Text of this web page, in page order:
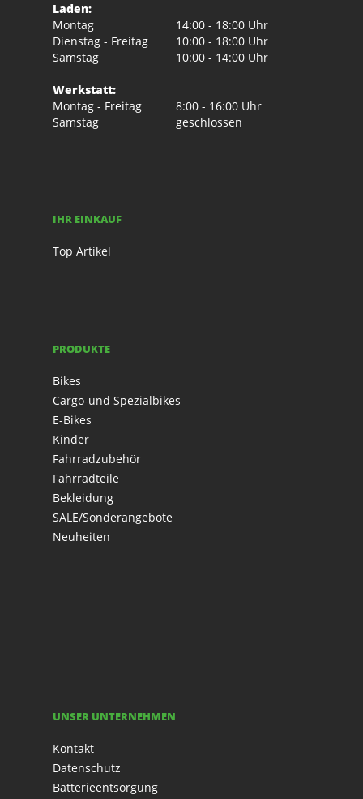
Laden:
Montag
14:00 - 18:00 Uhr
Dienstag - Freitag
10:00 - 18:00 Uhr
Samstag
10:00 - 14:00 Uhr
Werkstatt:
Montag - Freitag
8:00 - 16:00 Uhr
Samstag
geschlossen
IHR EINKAUF
Top Artikel
PRODUKTE
Bikes
Cargo-und Spezialbikes
E-Bikes
Kinder
Fahrradzubehör
Fahrradteile
Bekleidung
SALE/Sonderangebote
Neuheiten
UNSER UNTERNEHMEN
Kontakt
Datenschutz
Batterieentsorgung